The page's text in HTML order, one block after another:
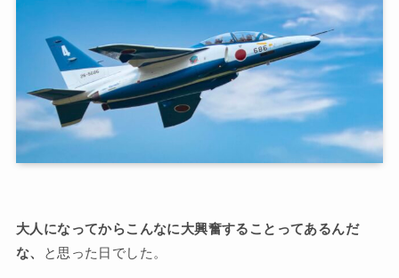
大人になってからこんなに大興奮することってあるんだ
な、
と思った日でした。